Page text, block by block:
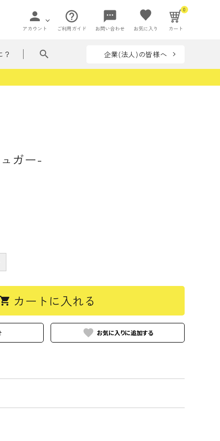
person
アカウント
help_outline
ご利用ガイド
sms
お問い合わせ お気に入り
0
カート
？ search 企業(法人)の皆様へ
ガー-
shopping_cart カートに入れる
favorite